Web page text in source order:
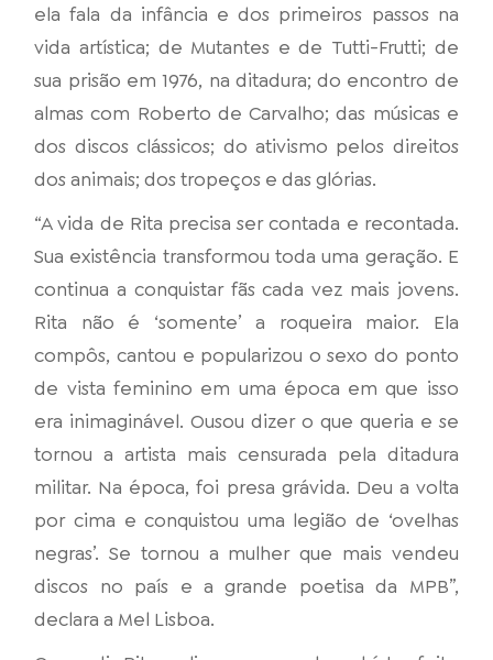
ela fala da infância e dos primeiros passos na
vida artística; de Mutantes e de Tutti-Frutti; de
sua prisão em 1976, na ditadura; do encontro de
almas com Roberto de Carvalho; das músicas e
dos discos clássicos; do ativismo pelos direitos
dos animais; dos tropeços e das glórias.
“A vida de Rita precisa ser contada e recontada.
Sua existência transformou toda uma geração. E
continua a conquistar fãs cada vez mais jovens.
Rita não é ‘somente’ a roqueira maior. Ela
compôs, cantou e popularizou o sexo do ponto
de vista feminino em uma época em que isso
era inimaginável. Ousou dizer o que queria e se
tornou a artista mais censurada pela ditadura
militar. Na época, foi presa grávida. Deu a volta
por cima e conquistou uma legião de ‘ovelhas
negras’. Se tornou a mulher que mais vendeu
discos no país e a grande poetisa da MPB”,
declara a Mel Lisboa.